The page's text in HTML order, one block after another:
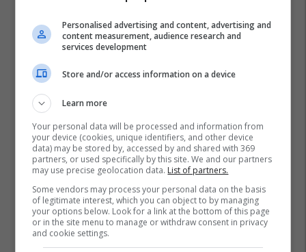
Personalised advertising and content, advertising and
content measurement, audience research and
services development
Store and/or access information on a device
Learn more
Your personal data will be processed and information from
your device (cookies, unique identifiers, and other device
data) may be stored by, accessed by and shared with 369
partners, or used specifically by this site. We and our partners
may use precise geolocation data. List of partners.
Some vendors may process your personal data on the basis
of legitimate interest, which you can object to by managing
your options below. Look for a link at the bottom of this page
or in the site menu to manage or withdraw consent in privacy
and cookie settings.